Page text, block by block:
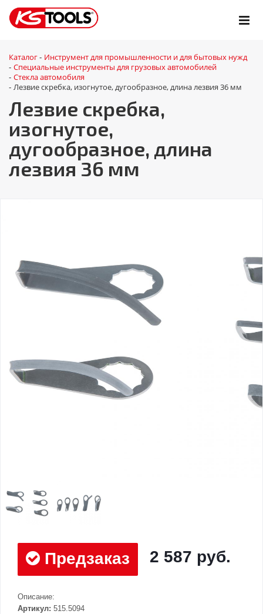
Каталог - Инструмент для промышленности и для бытовых нужд
- Специальные инструменты для грузовых автомобилей
- Стекла автомобиля
- Лезвие скребка, изогнутое, дугообразное, длина лезвия 36 мм
Лезвие скребка,
изогнутое,
дугообразное, длина
лезвия 36 мм
Предзаказ 2 587 руб.
Описание:
Артикул: 515.5094